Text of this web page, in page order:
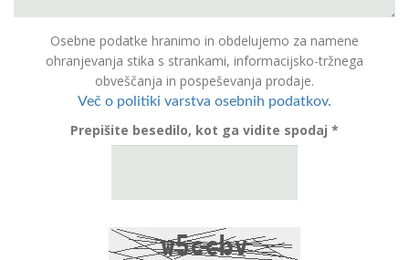
Osebne podatke hranimo in obdelujemo za namene
ohranjevanja stika s strankami, informacijsko-tržnega
obveščanja in pospeševanja prodaje.
Več o politiki varstva osebnih podatkov.
Prepišite besedilo, kot ga vidite spodaj *